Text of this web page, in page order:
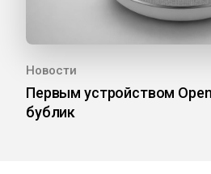
Новости
Первым устройством
бублик